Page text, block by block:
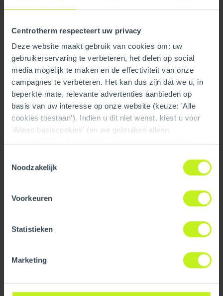
Centrotherm respecteert uw privacy
Deze website maakt gebruik van cookies om: uw
gebruikerservaring te verbeteren, het delen op social
media mogelijk te maken en de effectiviteit van onze
campagnes te verbeteren. Het kan dus zijn dat we u, in
beperkte mate, relevante advertenties aanbieden op
basis van uw interesse op onze website (keuze: 'Alle
cookies toestaan'). Indien u dit niet wenst, kiest u voor
'Alleen basiscookies' (en we gebruiken alleen
De 'Details tonen' knop geeft per categorie een korte
uitleg. Op onze privacy statementpagina vindt u nadere
informatie. Op deze pagina kunt u tevens uw keuze
ongedaan maken.
Noodzakelijk
Voorkeuren
Statistieken
Marketing
Read more
Visit our FAQ page for answers to common questions
about our products, ordering, delivery, and more. You may